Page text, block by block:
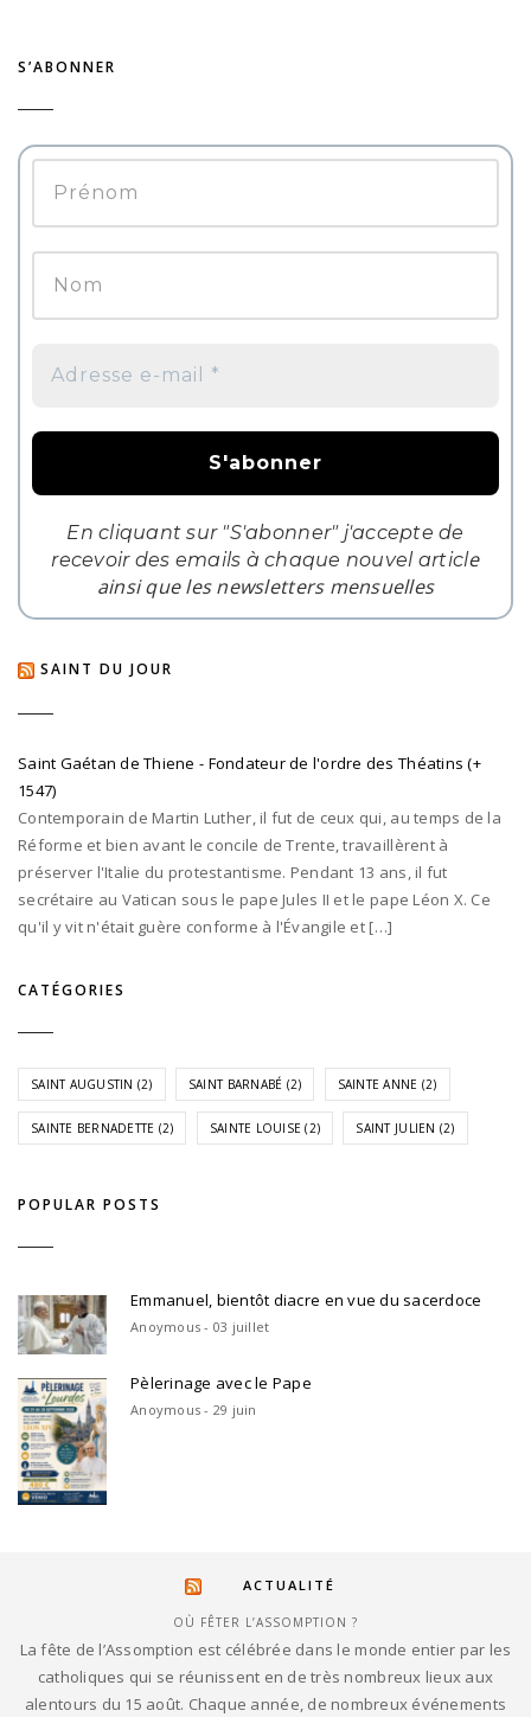
S’ABONNER
En cliquant sur "S'abonner" j'accepte de
recevoir des emails à chaque nouvel article
ainsi que les newsletters mensuelles
SAINT DU JOUR
Saint Gaétan de Thiene - Fondateur de l'ordre des Théatins (+
1547)
Contemporain de Martin Luther, il fut de ceux qui, au temps de la
Réforme et bien avant le concile de Trente, travaillèrent à
préserver l'Italie du protestantisme. Pendant 13 ans, il fut
secrétaire au Vatican sous le pape Jules II et le pape Léon X. Ce
qu'il y vit n'était guère conforme à l'Évangile et […]
CATÉGORIES
SAINT AUGUSTIN (2) SAINT BARNABÉ (2) SAINTE ANNE (2)
SAINTE BERNADETTE (2) SAINTE LOUISE (2) SAINT JULIEN (2)
POPULAR POSTS
Emmanuel, bientôt diacre en vue du sacerdoce
Anoymous - 03 juillet
Pèlerinage avec le Pape
Anoymous - 29 juin
ACTUALITÉ
OÙ FÊTER L’ASSOMPTION ?
La fête de l’Assomption est célébrée dans le monde entier par les
catholiques qui se réunissent en de très nombreux lieux aux
alentours du 15 août. Chaque année, de nombreux événements